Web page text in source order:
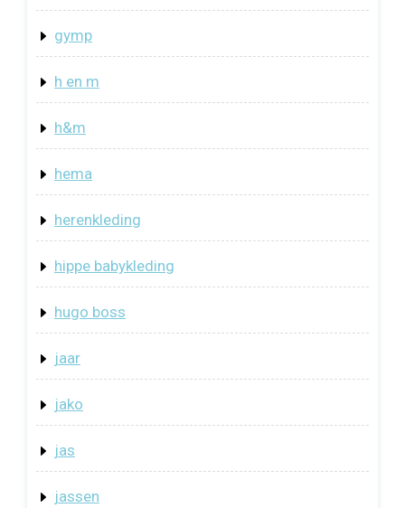
gymp
h en m
h&m
hema
herenkleding
hippe babykleding
hugo boss
jaar
jako
jas
jassen